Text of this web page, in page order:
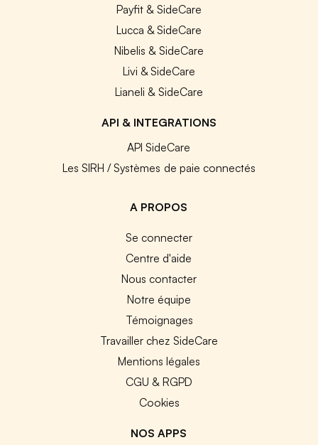
Payfit & SideCare
Lucca & SideCare
Nibelis & SideCare
Livi & SideCare
Lianeli & SideCare
API & INTEGRATIONS
API SideCare
Les SIRH / Systèmes de paie connectés
A PROPOS
Se connecter
Centre d'aide
Nous contacter
Notre équipe
Témoignages
Travailler chez SideCare
Mentions légales
CGU & RGPD
Cookies
NOS APPS